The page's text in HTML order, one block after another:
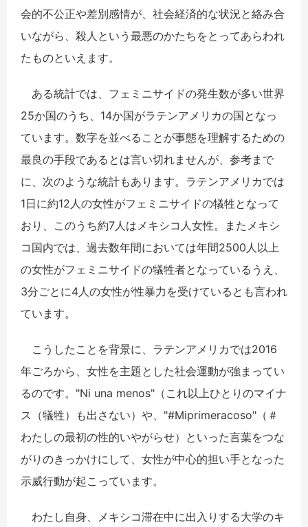
会的不公正や差別感情が、社会経済的な状況と絡み合
いながら、殺人という最悪のかたちをとってあらわれ
たものといえます。
ある統計では、フェミニサイドの発生数が多い世界
25か国のうち、14か国がラテンアメリカの国となっ
ています。数字を並べることが事態を理解するための
最良の手段であるとは言い切れませんが、参考まで
に、次のような統計もあります。ラテンアメリカでは
1日に約12人の女性がフェミニサイドの犠牲となって
おり、このうち約7人はメキシコ人女性。またメキシ
コ国内では、過去数年間においては年間2500人以上
の女性がフェミニサイドの犠牲者となっているうえ、
3分ごとに4人の女性が性暴力を受けているとも言われ
ています。
こうしたことを背景に、ラテンアメリカでは2016
年ごろから、女性を主題とした社会運動が強まってい
るのです。"Ni una menos"（これ以上ひとりのマイナ
ス（犠牲）も出さない）や、"#Miprimeracoso"（＃
わたしの最初の性的いやがらせ）といった言葉をつな
がりのきっかけにして、女性が中心的担い手となった
示威行動が起こっています。
わたし自身、メキシコ滞在中に出入りする大学のキ